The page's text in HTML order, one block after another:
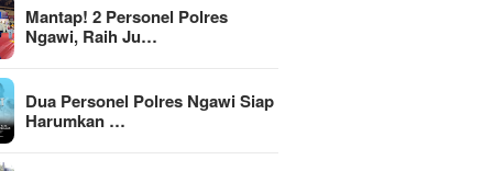
Mantap! 2 Personel Polres
Ngawi, Raih Ju…
Dua Personel Polres Ngawi Siap
Harumkan …